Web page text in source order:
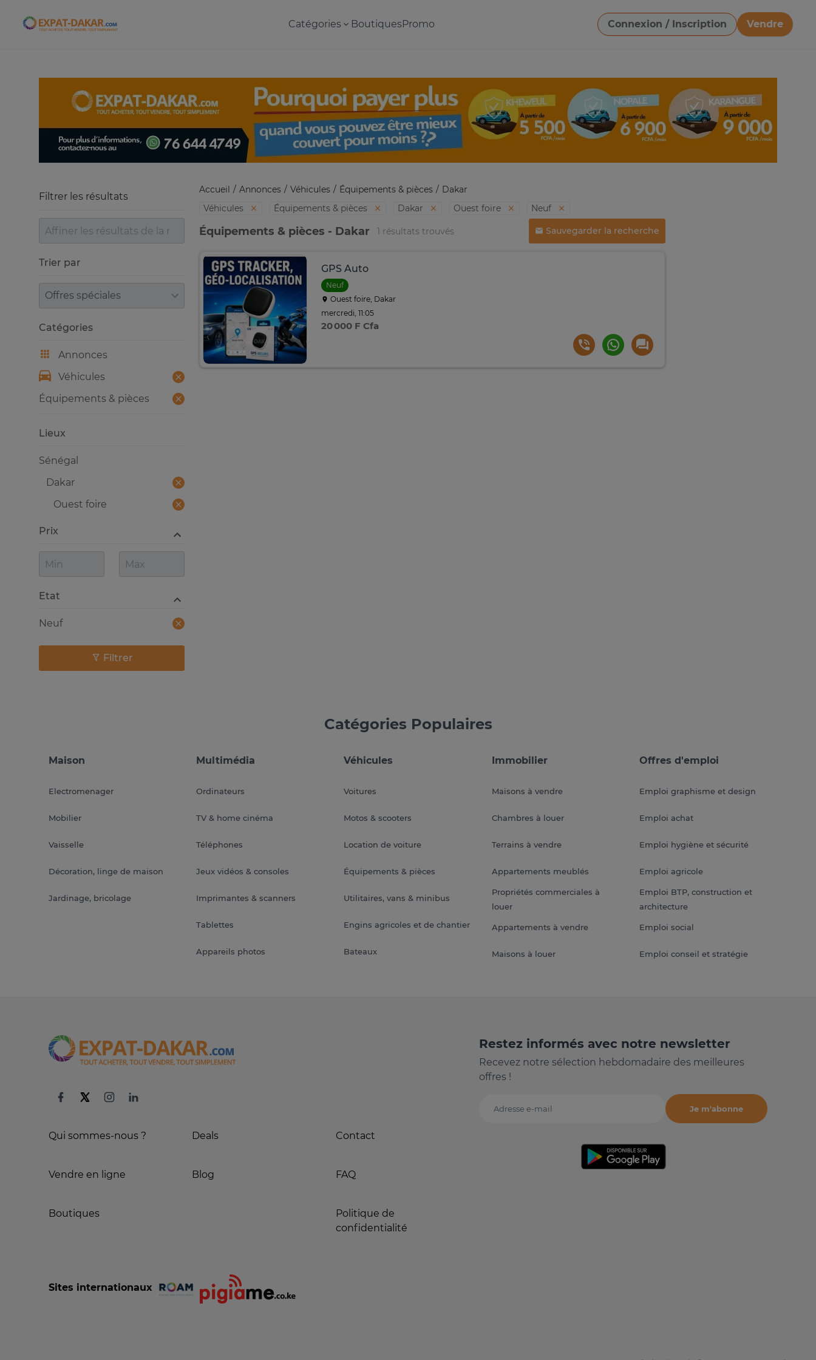
Expat-Dakar Catégories BoutiquesPromo Connexion / Inscription
Vendre
Télécharger une image
Accueil Annonces Véhicules Équipements & pièces
Dakar
Véhicules
Équipements & pièces Dakar Ouest foire Neuf
Équipements & pièces - Dakar 1 résultats trouvés Sauvegarder la recherche
GPS Auto
Neuf
Ouest foire, Dakar
mercredi, 11:05
20 000 F Cfa
Filtrer les résultats
Trier par
Trier par
Catégories
Annonces
Véhicules
Équipements & pièces
Lieux
Sénégal
Dakar
Ouest foire
Prix
Etat
Neuf
Filtrer
Catégories Populaires
Maison
Electromenager
Mobilier
Vaisselle
Décoration, linge de maison
Jardinage, bricolage
Multimédia
Ordinateurs
TV & home cinéma
Téléphones
Jeux vidéos & consoles
Imprimantes & scanners
Tablettes
Appareils photos
Véhicules
Voitures
Motos & scooters
Location de voiture
Équipements & pièces
Utilitaires, vans & minibus
Engins agricoles et de chantier
Bateaux
Immobilier
Maisons à vendre
Chambres à louer
Terrains à vendre
Appartements meublés
Propriétés commerciales à
louer
Appartements à vendre
Maisons à louer
Offres d'emploi
Emploi graphisme et design
Emploi achat
Emploi hygiène et sécurité
Emploi agricole
Emploi BTP, construction et
architecture
Emploi social
Emploi conseil et stratégie
Qui sommes-nous ?
Vendre en ligne
Boutiques
Deals
Blog
Contact
FAQ
Politique de
confidentialité
Restez informés avec notre newsletter
Recevez notre sélection hebdomadaire des meilleures
offres !
Adresse e-mail
Je m'abonne
Sites internationaux